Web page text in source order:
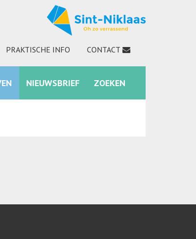
PRAKTISCHE INFO CONTACT
ZOEKEN
NIEUWSBRIEF ZOEKEN